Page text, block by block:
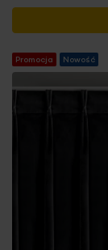
Promocja Nowość